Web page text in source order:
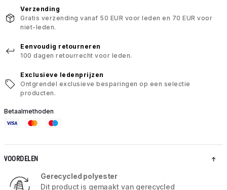
Verzending
Gratis verzending vanaf 50 EUR voor leden en 70 EUR voor
niet-leden.
Eenvoudig retourneren
100 dagen retourrecht voor leden.
Exclusieve ledenprijzen
Ontgrendel exclusieve besparingen op een selectie
producten.
Betaalmethoden
VOORDELEN
Gerecycled polyester
Dit product is gemaakt van gerecycled